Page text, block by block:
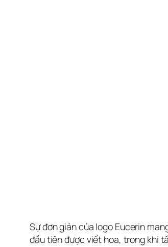
Sự đơn giản của logo Eucerin
đầu tiên được viết hoa, trong khi